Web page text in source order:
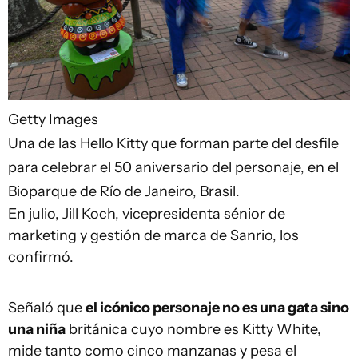
Getty Images
Una de las Hello Kitty que forman parte del desfile
para celebrar el 50 aniversario del personaje, en el
Bioparque de Río de Janeiro, Brasil.
En julio, Jill Koch, vicepresidenta sénior de
marketing y gestión de marca de Sanrio, los
confirmó.
Señaló queel icónico personaje no es una gata sino
una niña británica cuyo nombre es Kitty White,
mide tanto como cinco manzanas y pesa el